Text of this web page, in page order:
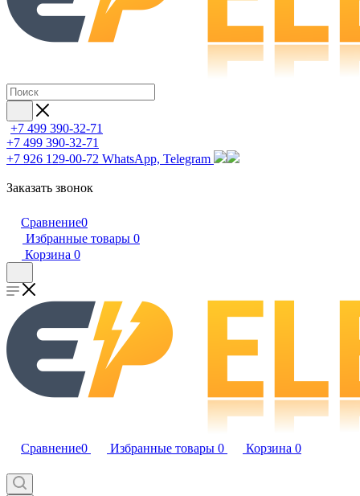
+7 499 390-32-71
+7 499 390-32-71
+7 926 129-00-72 WhatsApp, Telegram
Заказать звонок
Сравнение0
Избранные товары 0
Корзина 0
Сравнение0 Избранные товары 0 Корзина 0